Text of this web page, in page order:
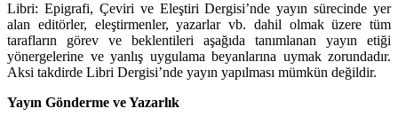
Libri: Epigrafi, Çeviri ve Eleştiri Dergisi’nde yayın sürecinde yer
alan editörler, eleştirmenler, yazarlar vb. dahil olmak üzere tüm
tarafların görev ve beklentileri aşağıda tanımlanan yayın etiği
yönergelerine ve yanlış uygulama beyanlarına uymak zorundadır.
Aksi takdirde Libri Dergisi’nde yayın yapılması mümkün değildir.
Yayın Gönderme ve Yazarlık